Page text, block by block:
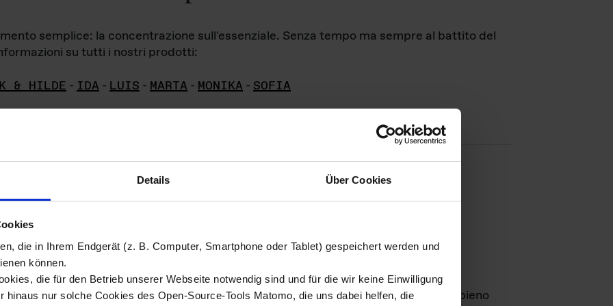
Details Über Cookies
die in Ihrem Endgerät (z. B. Computer, Smartphone oder Tablet) gespeichert werden und
können.
die für den Betrieb unserer Webseite notwendig sind und für die wir keine Einwilligung
hinaus nur solche Cookies des Open-Source-Tools Matomo, die uns dabei helfen, die
semplice: la concentrazione sull'essenziale. Senza tempo ma sempre al battito del
su tutti i nostri prodotti:
& HILDE - IDA - LUIS - MARTA - MONIKA - SOFIA
di immagini
materiale fotografico sono detenuti daDas ganze LebenGmbH e rimangono in pieno